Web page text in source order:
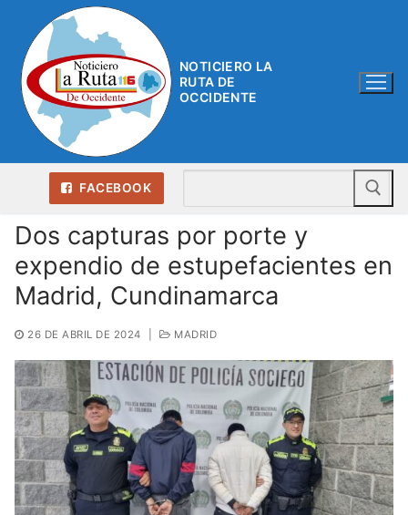
contenido
NOTICIERO LA
RUTA DE
OCCIDENTE
FACEBOOK
Dos capturas por porte y
expendio de estupefacientes en
Madrid, Cundinamarca
26 DE ABRIL DE 2024 MADRID